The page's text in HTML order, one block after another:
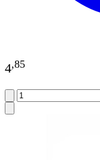
4,85